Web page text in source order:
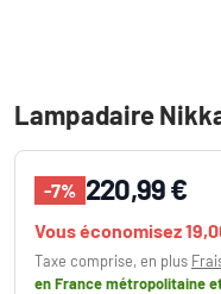
Lampadaire
-7% 220,99 €
Vous économisez
Taxe comprise, en plus
en France métropolitaine